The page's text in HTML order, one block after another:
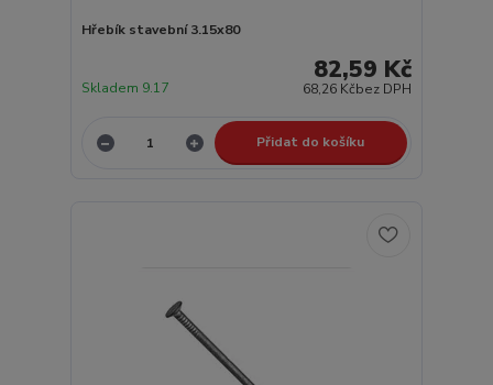
Hřebík stavební 3.15x80
82,59 Kč
68,26 Kčbez DPH
Skladem 9.17
Přidat do košíku